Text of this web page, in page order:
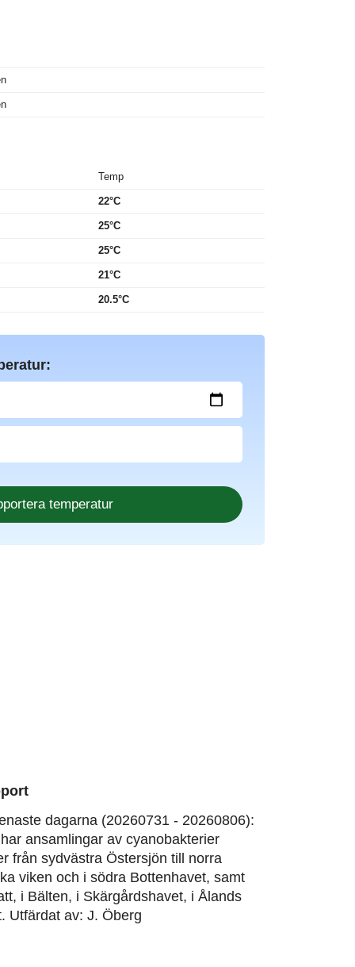
Temp
22°C
25°C
25°C
21°C
20.5°C
dagarna (20260731 - 20260806):
ansamlingar av cyanobakterier
från sydvästra Östersjön till norra
viken och i södra Bottenhavet, samt
i Bälten, i Skärgårdshavet, i Ålands
Utfärdat av: J. Öberg